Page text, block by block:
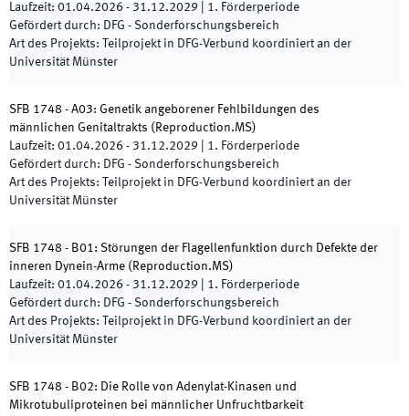
Laufzeit: 01.04.2026 - 31.12.2029 1. Förderperiode
Gefördert durch: DFG - Sonderforschungsbereich
Art des Projekts:
Teilprojekt in DFG-Verbund koordiniert an der
Universität Münster
SFB 1748 - A03: Genetik angeborener Fehlbildungen des
männlichen Genitaltrakts ( Reproduction.MS)
Laufzeit: 01.04.2026 - 31.12.2029 1. Förderperiode
Gefördert durch: DFG - Sonderforschungsbereich
Art des Projekts:
Teilprojekt in DFG-Verbund koordiniert an der
Universität Münster
SFB 1748 - B01: Störungen der Flagellenfunktion durch Defekte der
inneren Dynein-Arme ( Reproduction.MS)
Laufzeit: 01.04.2026 - 31.12.2029 1. Förderperiode
Gefördert durch: DFG - Sonderforschungsbereich
Art des Projekts:
Teilprojekt in DFG-Verbund koordiniert an der
Universität Münster
SFB 1748 - B02: Die Rolle von Adenylat-Kinasen und
Mikrotubuliproteinen bei männlicher Unfruchtbarkeit